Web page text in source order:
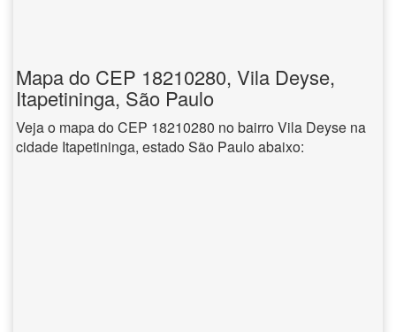
Mapa do CEP 18210280, Vila Deyse,
Itapetininga, São Paulo
Veja o mapa do CEP 18210280 no bairro Vila Deyse na
cidade Itapetininga, estado São Paulo abaixo: